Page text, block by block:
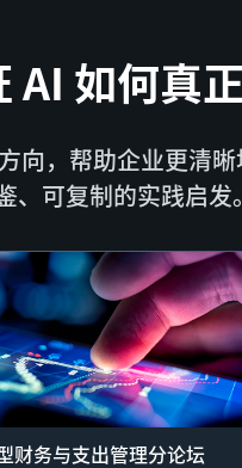
AI 如何真
向，帮助企业更清
可复制的实践启发。
财务与支出管理分论坛